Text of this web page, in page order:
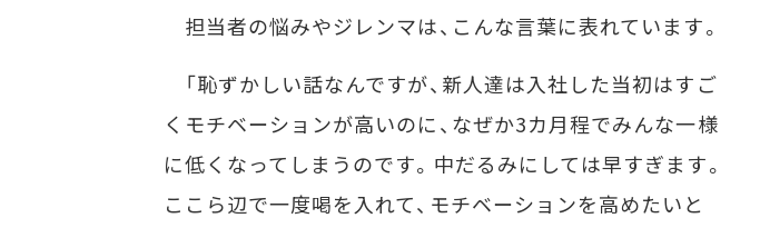
担当者の悩みやジレンマは、こんな言葉に表れています。
「恥ずかしい話なんですが、新人達は入社した当初はすご
くモチベーションが高いのに、なぜか3カ月程でみんな一様
に低くなってしまうのです。中だるみにしては早すぎます。
ここら辺で一度喝を入れて、モチベーションを高めたいと